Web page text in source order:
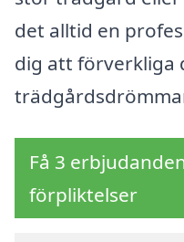
det alltid en
dig att förverkliga
Få 3
förpliktelser